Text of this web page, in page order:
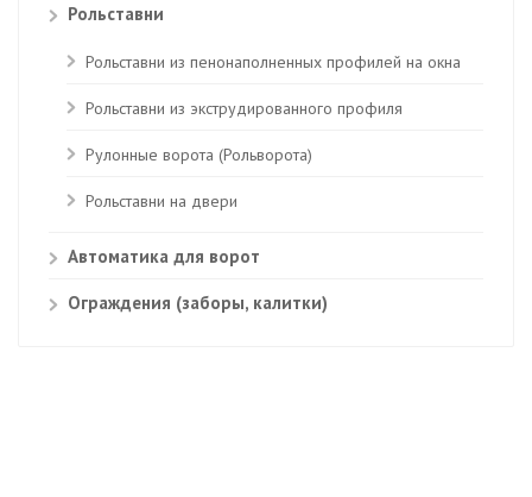
Рольставни
Рольставни из пенонаполненных профилей на окна
Рольставни из экструдированного профиля
Рулонные ворота (Рольворота)
Рольставни на двери
Автоматика для ворот
Ограждения (заборы, калитки)